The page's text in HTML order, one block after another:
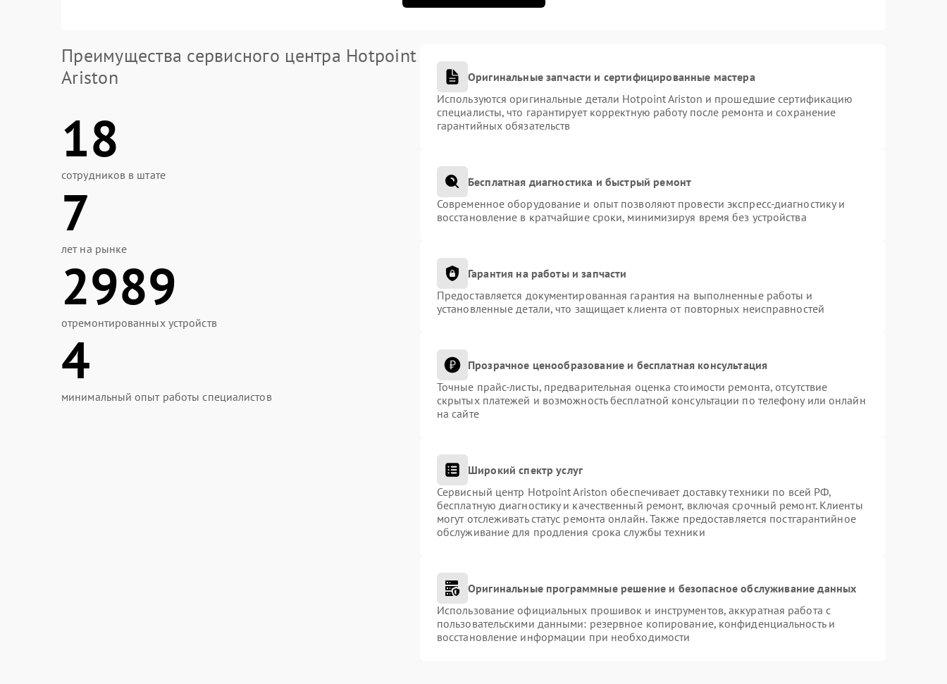
Преимущества сервисного центра Hotpoint
Ariston
18
сотрудников в штате
7
лет на рынке
2989
отремонтированных устройств
4
минимальный опыт работы специалистов
Оригинальные запчасти и сертифицированные мастера
Используются оригинальные детали Hotpoint Ariston и прошедшие сертификацию
специалисты, что гарантирует корректную работу после ремонта и сохранение
гарантийных обязательств
Бесплатная диагностика и быстрый ремонт
Современное оборудование и опыт позволяют провести экспресс-диагностику и
восстановление в кратчайшие сроки, минимизируя время без устройства
Гарантия на работы и запчасти
Предоставляется документированная гарантия на выполненные работы и
установленные детали, что защищает клиента от повторных неисправностей
Прозрачное ценообразование и бесплатная консультация
Точные прайс-листы, предварительная оценка стоимости ремонта, отсутствие
скрытых платежей и возможность бесплатной консультации по телефону или онлайн
на сайте
Широкий спектр услуг
Сервисный центр Hotpoint Ariston обеспечивает доставку техники по всей РФ,
бесплатную диагностику и качественный ремонт, включая срочный ремонт. Клиенты
могут отслеживать статус ремонта онлайн. Также предоставляется постгарантийное
обслуживание для продления срока службы техники
Оригинальные программные решение и безопасное обслуживание данных
Использование официальных прошивок и инструментов, аккуратная работа с
пользовательскими данными: резервное копирование, конфиденциальность и
восстановление информации при необходимости